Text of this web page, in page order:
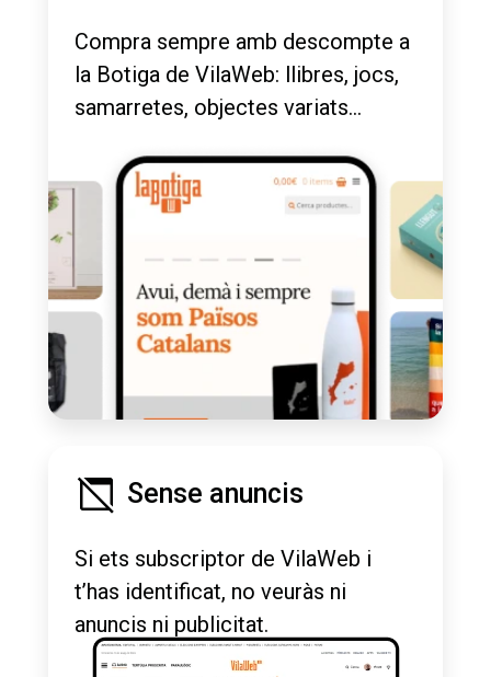
Compra sempre amb descompte a
la Botiga de VilaWeb: llibres, jocs,
samarretes, objectes variats...
Sense anuncis
Si ets subscriptor de VilaWeb i
t’has identificat, no veuràs ni
anuncis ni publicitat.